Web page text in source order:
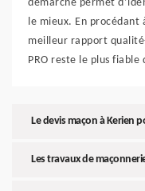
démarche permet
le mieux. En procédant
meilleur rapport
PRO reste le plus
Le devis maçon à Kerien
Les travaux de